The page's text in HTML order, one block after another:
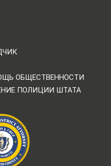
ОБЩЕСТВЕННОСТИ
ПОЛИЦИИ ШТАТА